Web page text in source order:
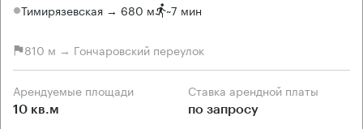
Тимирязевская → 680 м ~7 мин
810 м → Гончаровский переулок
Арендуемые площади
10 кв.м
Ставка арендной платы
по запросу